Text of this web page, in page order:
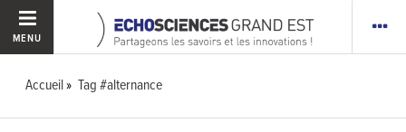
MENU
Accueil Tag #alternance